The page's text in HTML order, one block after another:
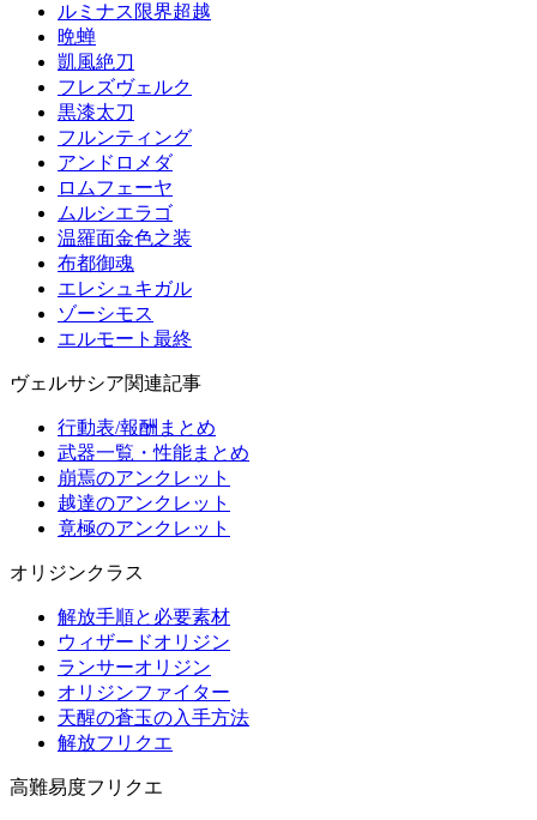
ルミナス限界超越
晩蝉
凱風絶刀
フレズヴェルク
黒漆太刀
フルンティング
アンドロメダ
ロムフェーヤ
ムルシエラゴ
温羅面金色之装
布都御魂
エレシュキガル
ゾーシモス
エルモート最終
ヴェルサシア関連記事
行動表/報酬まとめ
武器一覧・性能まとめ
崩焉のアンクレット
越達のアンクレット
竟極のアンクレット
オリジンクラス
解放手順と必要素材
ウィザードオリジン
ランサーオリジン
オリジンファイター
天醒の蒼玉の入手方法
解放フリクエ
高難易度フリクエ